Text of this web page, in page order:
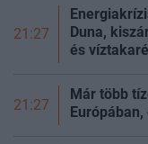
21:27
Duna,
és
21:27
Már több